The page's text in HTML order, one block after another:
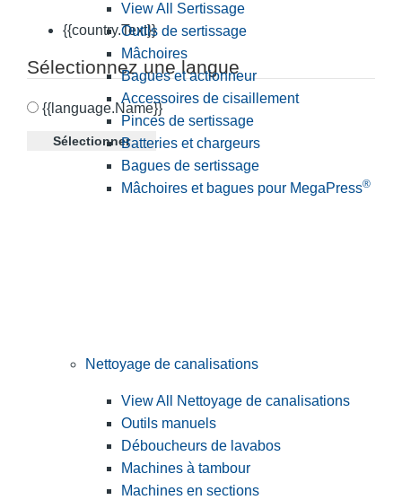
{{country.Text}}
Sélectionnez une langue
{{language.Name}}
Sélectionner
View All Sertissage
Outils de sertissage
Mâchoires
Bagues et actionneur
Accessoires de cisaillement
Pinces de sertissage
Batteries et chargeurs
Bagues de sertissage
Mâchoires et bagues pour MegaPress®
Nettoyage de canalisations
View All Nettoyage de canalisations
Outils manuels
Déboucheurs de lavabos
Machines à tambour
Machines en sections